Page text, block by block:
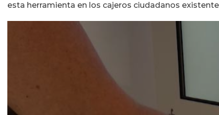
esta herramienta en los cajeros ciudadanos